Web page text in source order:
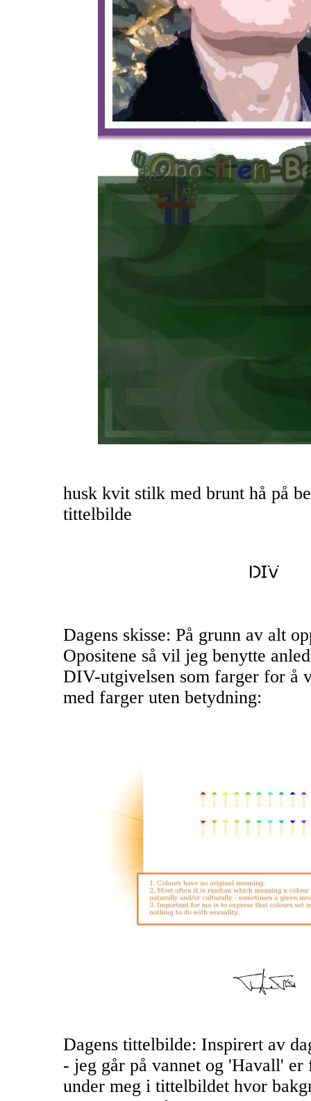
husk kvit stilk med brunt hå på
tittelbilde
Dagens skisse: På grunn av alt
Opositene så vil jeg benytte
DIV-utgivelsen som farger for å
med farger uten betydning:
Dagens tittelbilde: Inspirert av
- jeg går på vannet og 'Havall'
under meg i tittelbildet hvor